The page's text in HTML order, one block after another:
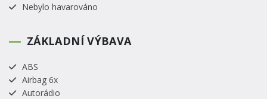
Nebylo havarováno
ZÁKLADNÍ VÝBAVA
ABS
Airbag 6x
Autorádio